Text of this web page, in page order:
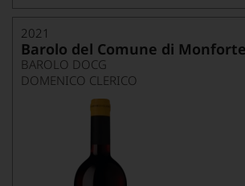
2021
Barolo del Comune di
BAROLO DOCG
DOMENICO CLERICO